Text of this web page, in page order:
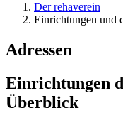
Der rehaverein
Einrichtungen und
Adressen
Einrichtungen
Überblick